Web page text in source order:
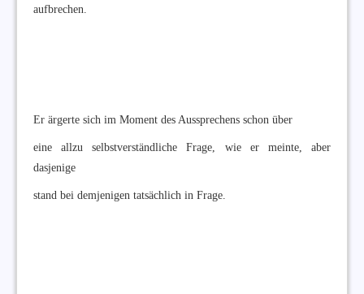
aufbrechen.
Er ärgerte sich im Moment des Aussprechens schon über
eine allzu selbstverständliche Frage, wie er meinte, aber
dasjenige
stand bei demjenigen tatsächlich in Frage.